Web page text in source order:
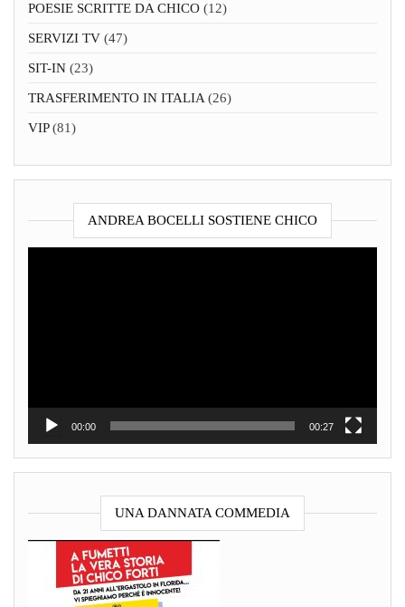
POESIE SCRITTE DA CHICO (12)
SERVIZI TV (47)
SIT-IN (23)
TRASFERIMENTO IN ITALIA(26)
VIP(81)
ANDREA BOCELLI SOSTIENE CHICO
00:00 00:27
UNA DANNATA COMMEDIA